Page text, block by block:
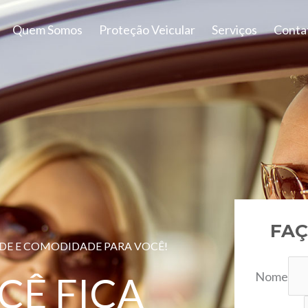
Quem Somos Proteção Veicular Serviços
E COMODIDADE PARA VOCÊ!
FICA
Nome